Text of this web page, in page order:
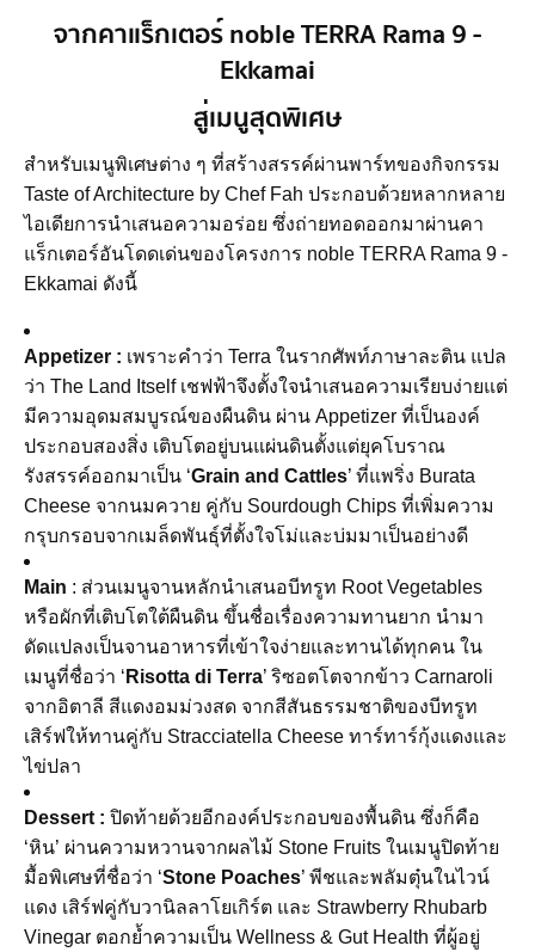
จากคาแร็กเตอร์ noble TERRA Rama 9 -
Ekkamai
สู่เมนูสุดพิเศษ
สำหรับเมนูพิเศษต่าง ๆ ที่สร้างสรรค์ผ่านพาร์ทของกิจกรรม
Taste of Architecture by Chef Fah ประกอบด้วยหลากหลาย
ไอเดียการนำเสนอความอร่อย ซึ่งถ่ายทอดออกมาผ่านคา
แร็กเตอร์อันโดดเด่นของโครงการ noble TERRA Rama 9 -
Ekkamai ดังนี้
Appetizer : เพราะคำว่า Terra ในรากศัพท์ภาษาละติน แปล
ว่า The Land Itself เชฟฟ้าจึงตั้งใจนำเสนอความเรียบง่ายแต่
มีความอุดมสมบูรณ์ของผืนดิน ผ่าน Appetizer ที่เป็นองค์
ประกอบสองสิ่ง เติบโตอยู่บนแผ่นดินตั้งแต่ยุคโบราณ
รังสรรค์ออกมาเป็น ‘Grain and Cattles’ ที่แพริ่ง Burata
Cheese จากนมควาย คู่กับ Sourdough Chips ที่เพิ่มความ
กรุบกรอบจากเมล็ดพันธ์ุที่ตั้งใจโม่และบ่มมาเป็นอย่างดี
Main : ส่วนเมนูจานหลักนำเสนอบีทรูท Root Vegetables
หรือผักที่เติบโตใต้ผืนดิน ขึ้นชื่อเรื่องความทานยาก นำมา
ดัดแปลงเป็นจานอาหารที่เข้าใจง่ายและทานได้ทุกคน ใน
เมนูที่ชื่อว่า ‘ Risotta di Terra’ ริซอตโตจากข้าว Carnaroli
จากอิตาลี สีแดงอมม่วงสด จากสีสันธรรมชาติของบีทรูท
เสิร์ฟให้ทานคู่กับ Stracciatella Cheese ทาร์ทาร์กุ้งแดงและ
ไข่ปลา
Dessert : ปิดท้ายด้วยอีกองค์ประกอบของพื้นดิน ซึ่งก็คือ
‘หิน’ ผ่านความหวานจากผลไม้ Stone Fruits ในเมนูปิดท้าย
มื้อพิเศษที่ชื่อว่า ‘Stone Poaches’ พีชและพลัมตุ๋นในไวน์
แดง เสิร์ฟคู่กับวานิลลาโยเกิร์ต และ Strawberry Rhubarb
Vinegar ตอกย้ำความเป็น Wellness & Gut Health ที่ผู้อยู่